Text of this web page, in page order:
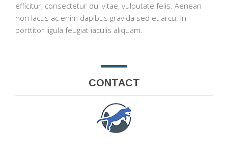
efficitur, consectetur dui vitae, vulputate felis. Aenean
non lacus ac enim dapibus gravida sed et arcu. In
porttitor ligula feugiat iaculis aliquam.
CONTACT